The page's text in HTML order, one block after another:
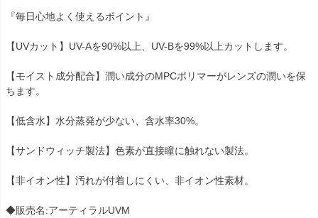
『毎日心地よく使えるポイント』
【UVカット】UV-Aを90%以上、UV-Bを99%以上カットします。
【モイスト成分配合】潤い成分のMPCポリマーがレンズの潤いを保
ちます。
【低含水】水分蒸発が少ない、含水率30%。
【サンドウィッチ製法】色素が直接瞳に触れない製法。
【非イオン性】汚れが付着しにくい、非イオン性素材。
◆販売名:アーティラルUVM